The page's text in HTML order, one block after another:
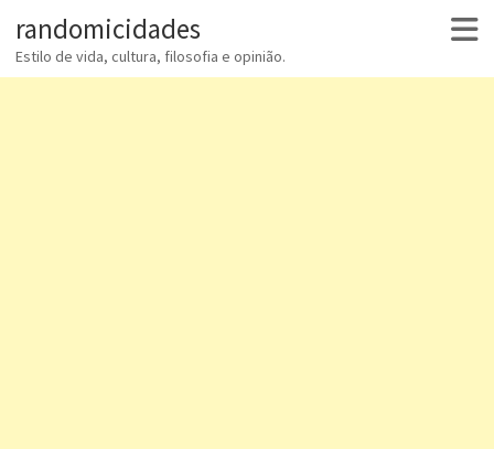
randomicidades
Estilo de vida, cultura, filosofia e opinião.